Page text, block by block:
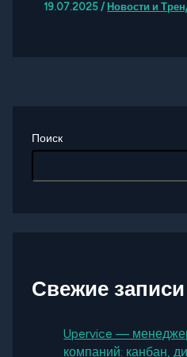
19.07.2025/ Новости и
Поиск
Свежие записи
Upervice —
компаний: канбан,